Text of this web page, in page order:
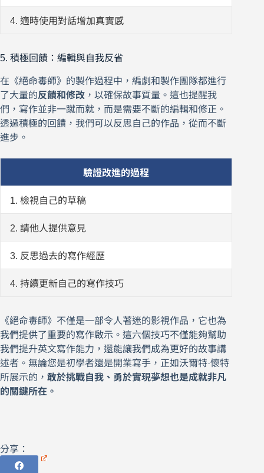
4. 適時使用對話增加真實感
5. 積極回饋：編輯與自我反省
在《絕命毒師》的製作過程中，編劇和製作團隊都進行
了大量的反饋和修改 ，以確保故事質量。這也提醒我
們，寫作並非一蹴而就，而是需要不斷的編輯和修正。
透過積極的回饋，我們可以反思自己的作品，從而不斷
進步。
驗證改進的過程
1. 檢視自己的草稿
2. 請他人提供意見
3. 反思過去的寫作經歷
4. 持續更新自己的寫作技巧
《絕命毒師》不僅是一部令人著迷的影視作品，它也為
我們提供了重要的寫作啟示。這六個技巧不僅能夠幫助
我們提升英文寫作能力，還能讓我們成為更好的故事講
述者。無論您是初學者還是開業寫手，正如沃爾特·懷特
所展示的， 敢於挑戰自我、勇於實現夢想也是成就非凡
的關鍵所在。
分享：